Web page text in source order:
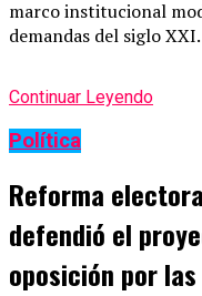
marco institucional
demandas del siglo XXI.
Continuar Leyendo
Política
Reforma
defendió el
oposición por